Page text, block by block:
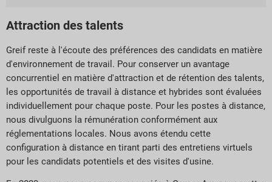
Attraction des talents
Greif reste à l'écoute des préférences des candidats en matière
d'environnement de travail. Pour conserver un avantage
concurrentiel en matière d'attraction et de rétention des talents,
les opportunités de travail à distance et hybrides sont évaluées
individuellement pour chaque poste. Pour les postes à distance,
nous divulguons la rémunération conformément aux
réglementations locales. Nous avons étendu cette
configuration à distance en tirant parti des entretiens virtuels
pour les candidats potentiels et des visites d'usine.